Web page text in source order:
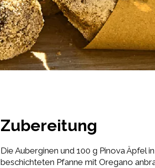
Zubereitung
Die Auberginen und 100 g Pinova Äpfel
beschichteten Pfanne mit Oregano